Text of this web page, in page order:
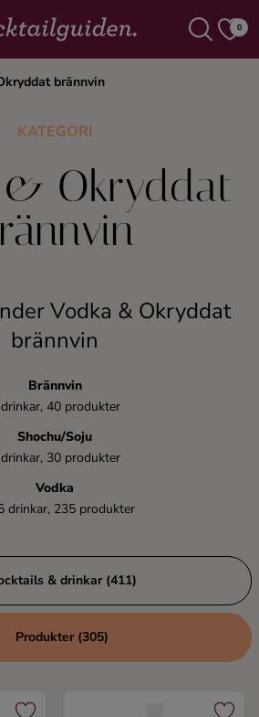
0
brännvin
KATEGORI
& Okryddat
Vodka & Okryddat
brännvin
Brännvin
40 produkter
Shochu/Soju
30 produkter
Vodka
drinkar, 235 produkter
& drinkar (411)
Produkter (305)